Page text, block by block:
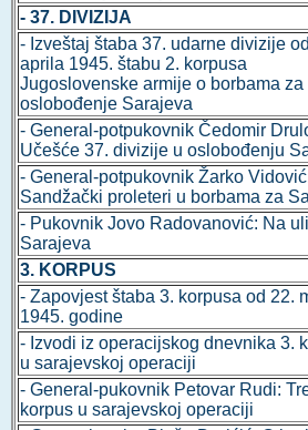
- 37. DIVIZIJA
- Izveštaj štaba 37. udarne divizije
aprila 1945. štabu 2. korpusa
Jugoslovenske armije o borbama za
oslobođenje Sarajeva
- General-potpukovnik Čedomir
Učešće 37. divizije u oslobođenju
- General-potpukovnik Žarko
Sandžački proleteri u borbama za
- Pukovnik Jovo Radovanović: Na
Sarajeva
3. KORPUS
- Zapovjest štaba 3. korpusa od 22.
1945. godine
- Izvodi iz operacijskog dnevnika 3.
u sarajevskoj operaciji
- General-pukovnik Petovar Rudi:
korpus u sarajevskoj operaciji